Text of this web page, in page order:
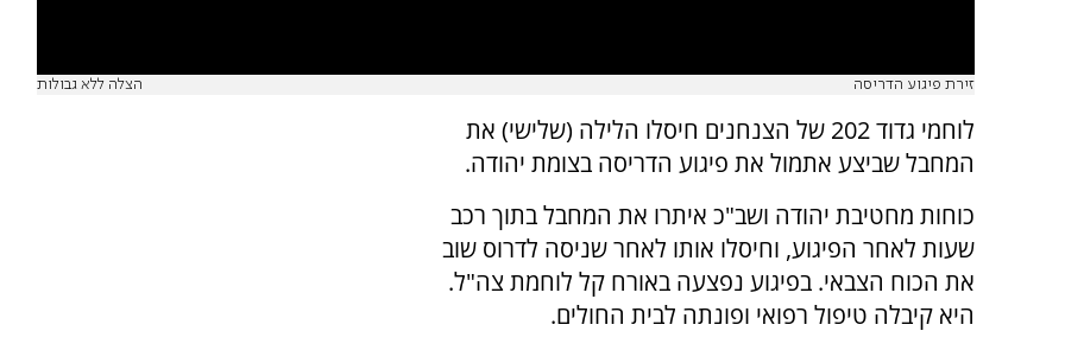
זירת פיגוע הדריסה הצלה ללא גבולות
לוחמי גדוד 202 של הצנחנים חיסלו הלילה (שלישי) את
המחבל שביצע אתמול את פיגוע הדריסה בצומת יהודה.
כוחות מחטיבת יהודה ושב"כ איתרו את המחבל בתוך רכב
שעות לאחר הפיגוע, וחיסלו אותו לאחר שניסה לדרוס שוב
את הכוח הצבאי. בפיגוע נפצעה באורח קל לוחמת צה"ל.
היא קיבלה טיפול רפואי ופונתה לבית החולים.